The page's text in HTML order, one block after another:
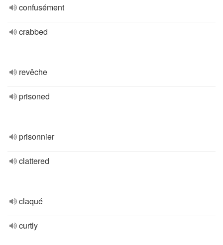
confusément
crabbed
revêche
prisoned
prisonnier
clattered
claqué
curtly